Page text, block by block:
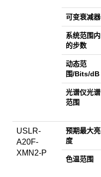
可变衰减器
系统范围内
的步数
动态范
围/Bits/dB
光谱仪光谱
范围
USLR-
A20F-
XMN2-P
预期最大亮
度
色温范围